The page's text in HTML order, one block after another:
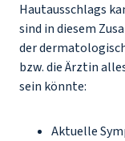
Hautausschlags
sind in diesem
der
bzw. die Ärztin
sein könnte:
Aktuelle